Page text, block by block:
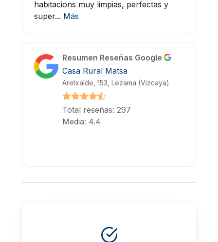
habitacions muy limpias, perfectas y
super... Más
Resumen Reseñas Google
Casa Rural Matsa
Aretxalde, 153, Lezama (Vizcaya)
Total reseñas: 297
Media: 4.4